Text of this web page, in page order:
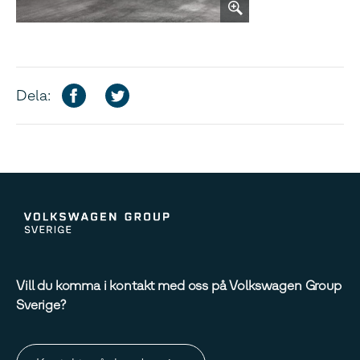
Dela:
Vill du komma i kontakt med oss på Volkswagen Group
Sverige?